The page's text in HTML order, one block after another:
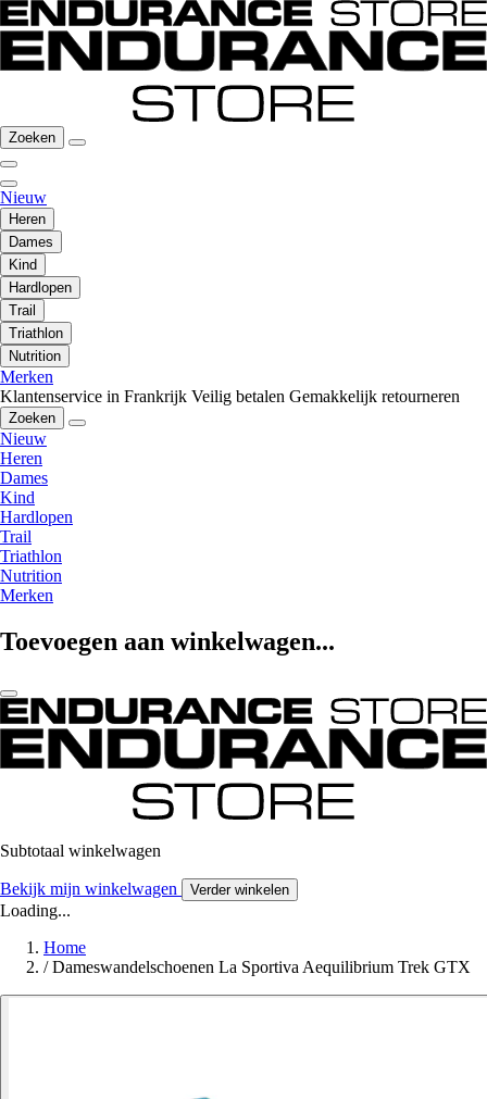
Zoeken
Nieuw
Heren
Dames
Kind
Hardlopen
Trail
Triathlon
Nutrition
Merken
Klantenservice in Frankrijk Veilig betalen Gemakkelijk retourneren
Zoeken
Nieuw
Heren
Dames
Kind
Hardlopen
Trail
Triathlon
Nutrition
Merken
Toevoegen aan winkelwagen...
Subtotaal winkelwagen
Bekijk mijn winkelwagen Verder winkelen
Loading...
Home
/ Dameswandelschoenen La Sportiva Aequilibrium Trek GTX